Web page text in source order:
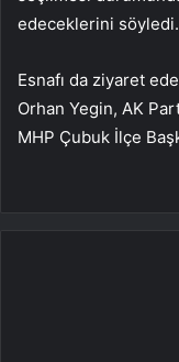
edeceklerini söyledi.
Esnafı da ziyaret
Orhan Yegin, AK
MHP Çubuk İlçe